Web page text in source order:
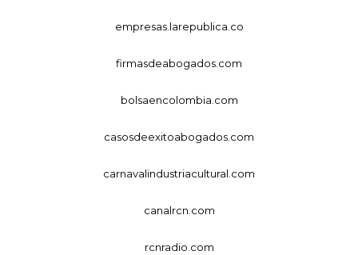
empresas.larepublica.co
firmasdeabogados.com
bolsaencolombia.com
casosdeexitoabogados.com
carnavalindustriacultural.com
canalrcn.com
rcnradio.com